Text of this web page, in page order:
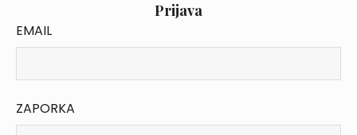
Prijava
EMAIL
ZAPORKA